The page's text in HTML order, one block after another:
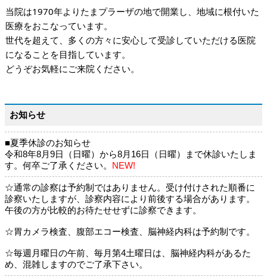
当院は1970年よりたまプラーザの地で開業し、地域に根付いた
医療をおこなっています。
世代を超えて、多くの方々に安心して受診していただける医院
になることを目指しています。
どうぞお気軽にご来院ください。
お知らせ
■夏季休診のお知らせ
令和8年8月9日（日曜）から8月16日（日曜）まで休診いたしま
す。何卒ご了承ください。 NEW!
☆通常の診察は予約制ではありません。受け付けされた順番に
診察いたしますが、診察内容により前後する場合があります。
午後の方が比較的お待たせせずに診察できます。
☆胃カメラ検査、腹部エコー検査、脳神経内科は予約制です。
☆毎週月曜日の午前、毎月第4土曜日は、脳神経内科があるた
め、混雑しますのでご了承下さい。